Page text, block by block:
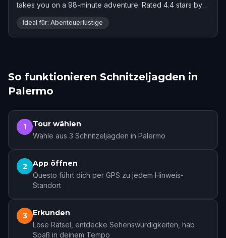
takes you on a 98-minute adventure. Rated 4.4 stars by
14 players.
Ideal für: Abenteuerlustige
So funktionieren Schnitzeljagden in
Palermo
1 Tour wählen
Wähle aus 3 Schnitzeljagden in Palermo
2 App öffnen
Questo führt dich per GPS zu jedem Hinweis-
Standort
3 Erkunden
Löse Rätsel, entdecke Sehenswürdigkeiten, hab
Spaß in deinem Tempo